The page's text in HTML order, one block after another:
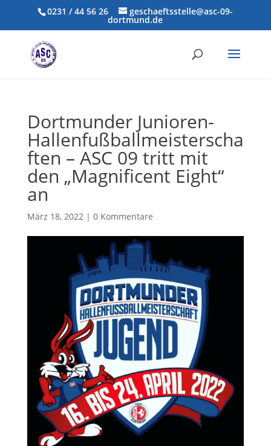
0231 / 44 56 26 geschaeftsstelle@asc-09-
dortmund.de
Dortmunder Junioren-
Hallenfußballmeisterscha
ften – ASC 09 tritt mit
den „Magnificent Eight“
an
März 18, 2022| 0 Kommentare